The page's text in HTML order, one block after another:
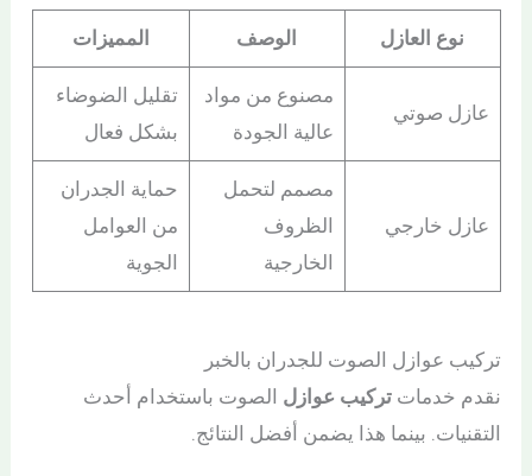
نوع العازل الوصف المميزات
عازل صوتي
مصنوع من مواد
عالية الجودة
تقليل الضوضاء
بشكل فعال
عازل خارجي
مصمم لتحمل
الظروف
الخارجية
حماية الجدران
من العوامل
الجوية
تركيب عوازل الصوت للجدران بالخبر
نقدم خدماتتركيب عوازل الصوت باستخدام أحدث
التقنيات. بينما هذا يضمن أفضل النتائج.